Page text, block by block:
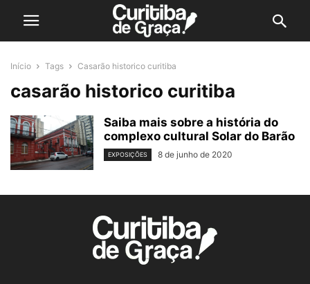
Início Tags Casarão historico curitiba
casarão historico curitiba
Saiba mais sobre a história do
complexo cultural Solar do Barão
EXPOSIÇÕES 8 de junho de 2020